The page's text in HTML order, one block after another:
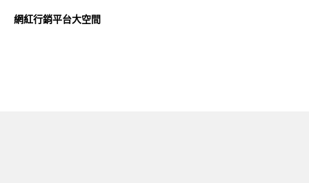
網紅行銷平台大空間